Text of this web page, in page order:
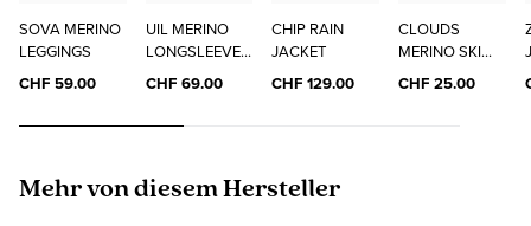
SOVA MERINO
LEGGINGS
CHF 59.00
UIL MERINO
LONGSLEEVE
"ELO"
CHF 69.00
CHIP RAIN
JACKET
CHF 129.00
CLOUDS
MERINO SKI
SOCKS
CHF 25.00
Produktgalerie überspringen
Mehr von diesem Hersteller